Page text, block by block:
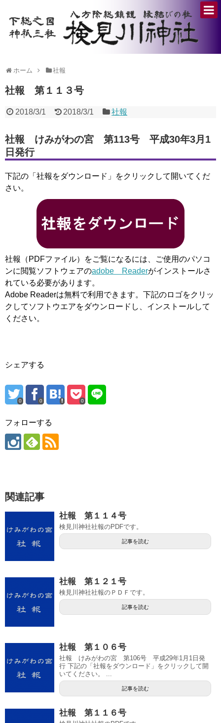
ホーム 社報
社報 第１１３号
2018/3/1 2018/3/1 社報
社報 けみがわの宮 第113号 平成30年3月1
日発行
下記の「社報をダウンロード」をクリックして開いてくだ
さい。
社報（PDFファイル）をご覧になるには、ご使用のパソコ
ンに閲覧ソフトウェアのadobe Readerがインストールさ
れている必要があります。
Adobe Readerは無料で利用できます。下記のロゴをクリッ
クしてソフトウエアをダウンロードし、インストールして
ください。
シェアする
0 0 0
フォローする
関連記事
社報 第１１４号
検見川神社社報のPDFです。
記事を読む
社報 第１２１号
検見川神社社報のＰＤＦです。
記事を読む
社報 第１０６号
社報 けみがわの宮 第106号 平成29年1月1日発
行 下記の「社報をダウンロード」をクリックして開
いてください。 ...
記事を読む
社報 第１１６号